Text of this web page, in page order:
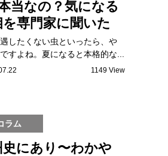
当なの？気になる
専門家に聞いた
したくない虫といったら、や
すよね。夏になると本格的な...
1149 View
ラム
にあり〜わかや